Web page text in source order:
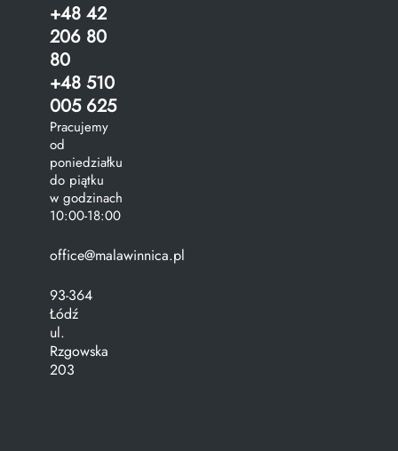
+48 42
206 80
80
+48 510
005 625
Pracujemy
od
poniedziałku
do piątku
w godzinach
10:00-18:00
office@malawinnica.pl
93-364
Łódź
ul.
Rzgowska
203